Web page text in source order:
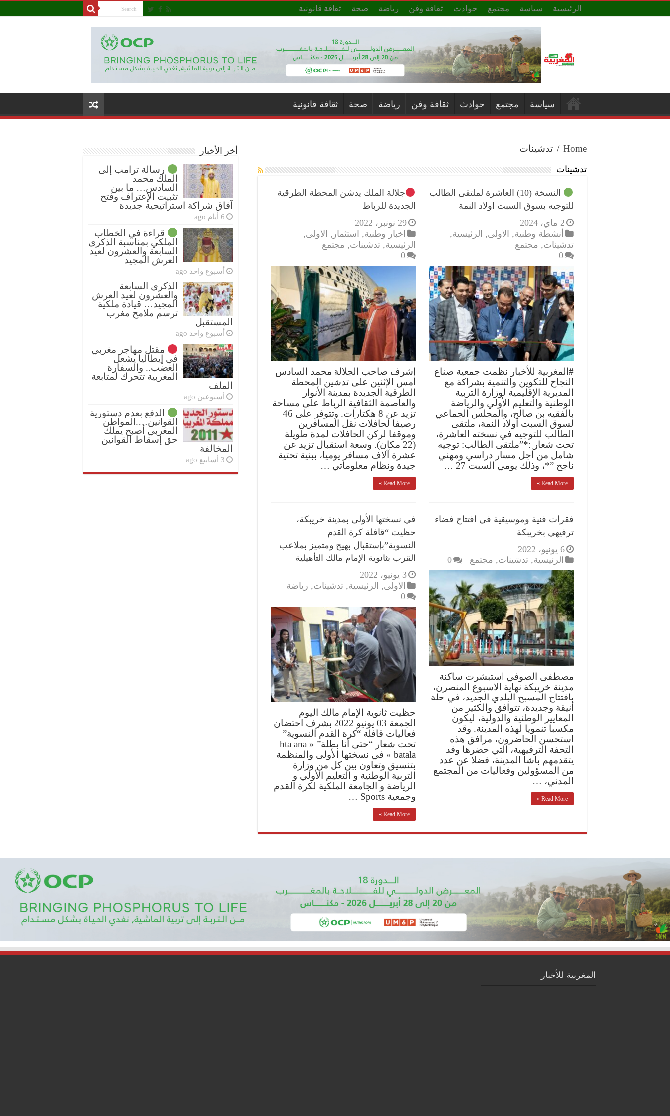
الرئيسية سياسة مجتمع حوادث ثقافة وفن رياضة صحة ثقافة قانونية
سياسة مجتمع حوادث ثقافة وفن رياضة صحة ثقافة قانونية
Home
/ تدشينات
تدشينات
النسخة (10) العاشرة لملتقى الطالب
للتوجيه بسوق السبت اولاد النمة
2 ماي، 2024
أنشطة وطنية, الاولى, الرئيسية,
تدشينات, مجتمع
0
#المغربية للأخبار نظمت جمعية صناع
النجاح للتكوين والتنمية بشراكة مع
المديرية الإقليمية لوزارة التربية
الوطنية والتعليم الأولي والرياضة
بالفقيه بن صالح، والمجلس الجماعي
لسوق السبت أولاد النمة، ملتقى
الطالب للتوجيه في نسخته العاشرة،
تحت شعار :*”ملتقى الطالب: توجيه
شامل من أجل مسار دراسي ومهني
ناجح ”*، وذلك يومي السبت 27 …
Read More »
جلالة الملك يدشن المحطة الطرقية
الجديدة للرباط
29 نونبر، 2022
اخبار وطنية, استثمار , الاولى,
الرئيسية,تدشينات, مجتمع
0
اشرف صاحب الجلالة محمد السادس
أمس الإثنين على تدشين المحطة
الطرقية الجديدة بمدينة الأنوار
والعاصمة الثقافية الرباط على مساحة
تزيد عن 8 هكتارات. وتتوفر على 46
رصيفا لحافلات نقل المسافرين
وموقفا لركن الحافلات لمدة طويلة
(22 مكان). وسعة استقبال تزيد عن
عشرة آلاف مسافر يوميا، ببنية تحتية
جيدة ونظام معلوماتي …
Read More »
فقرات فنية وموسيقية في افتتاح فضاء
ترفيهي بخريبكة
6 يونيو، 2022
الرئيسية,تدشينات, مجتمع 0
مصطفى الصوفي استبشرت ساكنة
مدينة خريبكة نهاية الاسبوع المنصرن،
بافتتاح المسبح البلدي الجديد، في حلة
أنيقة وجديدة، تتوافق والكثير من
المعايير الوطنية والدولية، ليكون
مكسبا تنمويا لهذه المدينة. وقد
استحسن الحاضرون، مرافق هذه
التحفة الترفيهية، التي حضرها وفد
يتقدمهم باشا المدينة، فضلا عن عدد
من المسؤولين وفعاليات من المجتمع
المدني، …
Read More »
في نسختها الأولى بمدينة خريبكة،
حظيت “قافلة كرة القدم
النسوية”بإستقبال بهيج ومتميز بملاعب
القرب بثانوية الإمام مالك التأهيلية
3 يونيو، 2022
الاولى, الرئيسية,تدشينات, رياضة
0
حظيت ثانوية الإمام مالك اليوم
الجمعة 03 يونيو 2022 بشرف احتضان
فعاليات قافلة “كرة القدم النسوية”
تحت شعار “حتى أنا بطلة” « hta ana
batala » في نسختها الأولى والمنظمة
بتنسيق وتعاون بين كل من وزارة
التربية الوطنية و التعليم الأولي و
الرياضة و الجامعة الملكية لكرة القدم
وجمعية Sports …
Read More »
أخر الأخبار
رسالة ترامب إلى
الملك محمد
السادس… ما بين
تثبيت الإعتراف وفتح
آفاق شراكة استراتيجية جديدة
6 أيام ago
قراءة في الخطاب
الملكي بمناسبة الذكرى
السابعة والعشرون لعيد
العرش المجيد
أسبوع واحد ago
الذكرى السابعة
والعشرون لعيد العرش
المجيد… قيادة ملكية
ترسم ملامح مغرب
المستقبل
أسبوع واحد ago
مقتل مهاجر مغربي
في إيطاليا يشعل
الغضب.. والسفارة
المغربية تتحرك لمتابعة
الملف
أسبوعين ago
الدفع بعدم دستورية
القوانين….المواطن
المغربي أصبح يملك
حق إسقاط القوانين
المخالفة
3 أسابيع ago
المغربية للأخبار